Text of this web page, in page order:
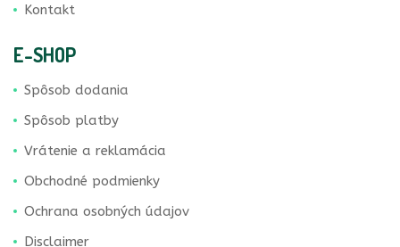
Kontakt
E-SHOP
Spôsob dodania
Spôsob platby
Vrátenie a reklamácia
Obchodné podmienky
Ochrana osobných údajov
Disclaimer